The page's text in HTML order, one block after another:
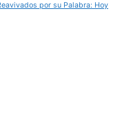
por su Palabra: Hoy